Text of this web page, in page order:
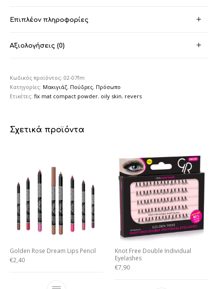
Επιπλέον πληροφορίες
Αξιολογήσεις (0)
Κωδικός προϊόντος:02-07fm
Κατηγορίες: Μακιγιάζ, Πούδρες, Πρόσωπο
Ετικέτες:fix mat compact powder, oily skin, revers
Σχετικά προϊόντα
Golden Rose Dream Lips Pencil
€2,40
Knot Free Double Individual
Eyelashes
€7,90